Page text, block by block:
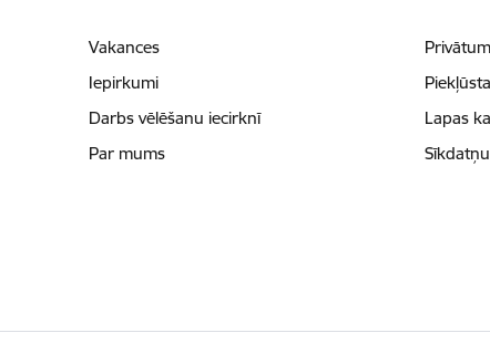
Vakances
Iepirkumi
Darbs vēlēšanu iecirknī
Par mums
Lapas